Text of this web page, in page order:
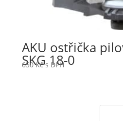
AKU ostřička
SKG 18-0
650Kč s DPH